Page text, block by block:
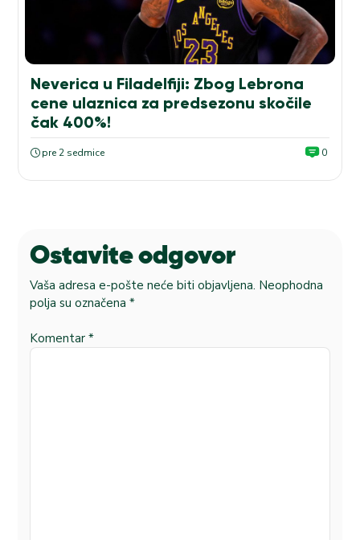
Neverica u Filadelfiji: Zbog Lebrona
cene ulaznica za predsezonu skočile
čak 400%!
pre 2 sedmice 0
Ostavite odgovor
Vaša adresa e-pošte neće biti objavljena. Neophodna
polja su označena *
Komentar *